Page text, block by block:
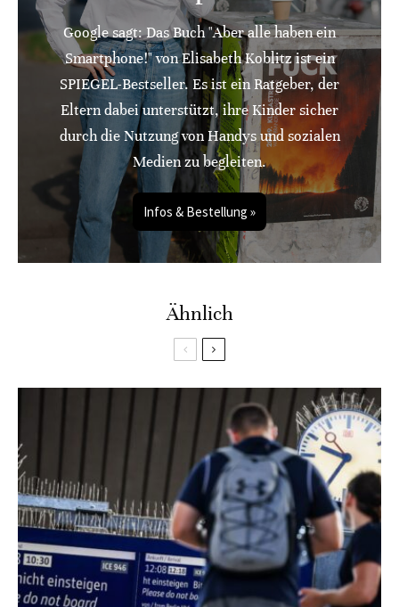
Google sagt: Das Buch "Aber alle haben ein
Smartphone!" von Elisabeth Koblitz ist ein
SPIEGEL-Bestseller. Es ist ein Ratgeber, der
Eltern dabei unterstützt, ihre Kinder sicher
durch die Nutzung von Handys und sozialen
Medien zu begleiten.
Infos & Bestellung »
Ähnlich